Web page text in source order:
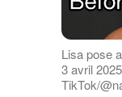
Lisa pose
3 avril
TikTok/